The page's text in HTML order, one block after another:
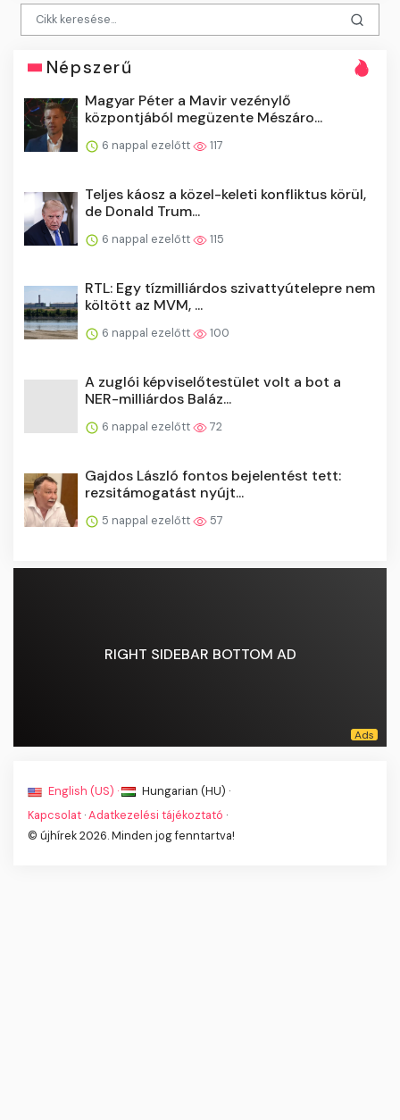
Népszerű
Magyar Péter a Mavir vezénylő
központjából megüzente Mészáro...
6 nappal ezelőtt 117
Teljes káosz a közel-keleti konfliktus körül,
de Donald Trum...
6 nappal ezelőtt 115
RTL: Egy tízmilliárdos szivattyútelepre nem
költött az MVM, ...
6 nappal ezelőtt 100
A zuglói képviselőtestület volt a bot a
NER-milliárdos Baláz...
6 nappal ezelőtt 72
Gajdos László fontos bejelentést tett:
rezsitámogatást nyújt...
5 nappal ezelőtt 57
RIGHT SIDEBAR BOTTOM AD
English (US) ·
Hungarian (HU) ·
Kapcsolat ·Adatkezelési tájékoztató ·
© újhírek 2026. Minden jog fenntartva!